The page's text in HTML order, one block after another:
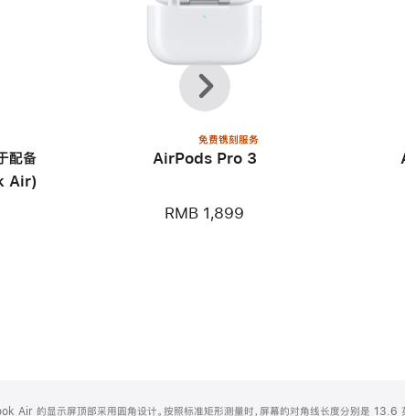
配备
Air)
免费镌刻服务
AirPods Pro 3
RMB 1,899
上
一
个
下
一
个
Air 的显示屏顶部采用圆角设计。按照标准矩形测量时，屏幕的对角线长度分别是 13.6